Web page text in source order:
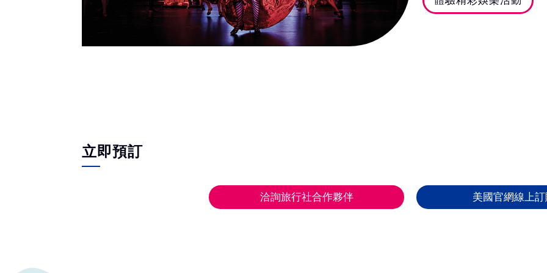
立即預訂
洽詢旅行社合作夥伴 美國官網線上